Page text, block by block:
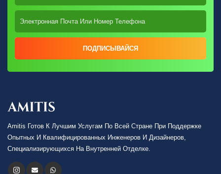
ПОДПИСЫВАЙСЯ
Amitis Готов К Лучшим Услугам По Всей Стране При Поддержке
Опытных И Квалифицированных Инженеров И Дизайнеров,
Специализирующихся На Внутренней Отделке.